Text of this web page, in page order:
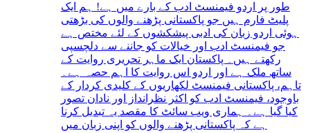
طور پر اردو فیمنسٹ ادب کے بارے میں ہے! ہم ایک
پلیٹ فارم ہیں جو پاکستانی پڑھنے والوں کی بڑھتی
ہوئی اردو زبان کی ادبی پیشکشوں کے لئے مختص ہے
جو فیمنسٹ ادب اور خیالات کو جاننے سے دلچسپی
رکھتے ہیں۔ پاکستان ایک ماہر تحریری روایت کے
ساتھ ملک ہے اور اردو اس روایت کا اہم حصہ ہے۔
تاہم، پاکستانی فیمنسٹ لکھاریوں کے کلیدی کردار کے
باوجود، فیمنسٹ ادب کو اکثر نظرانداز اور نادان تصور
کیا گیا ہے۔ ہماری ویب سائٹ کا مقصد یہ تبدیل کرنا
ہے کہ پاکستانی پڑھنے والوں کو اپنی زبان میں